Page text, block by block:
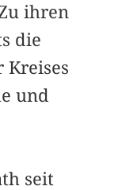
ihren
die
Kreises
und
seit